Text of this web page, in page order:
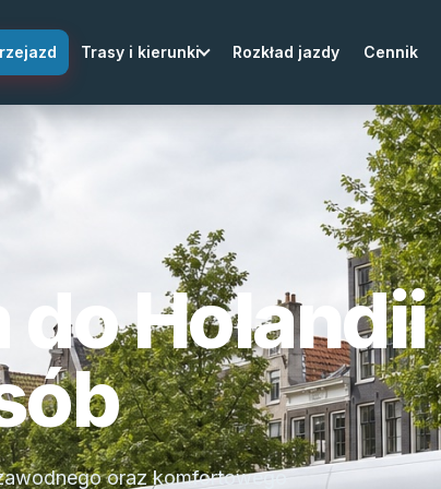
Trasy i kierunki Rozkład jazdy Cennik
do Holandii
oraz komfortowego